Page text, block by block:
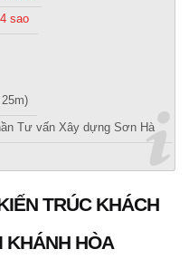
sao
Tư vấn Xây dựng Sơn Hà
TRÚC KHÁCH
KHÁNH HÒA